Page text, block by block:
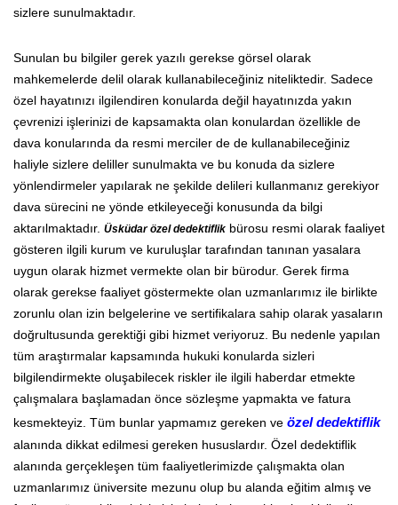
sizlere sunulmaktadır.
Sunulan bu bilgiler gerek yazılı gerekse görsel olarak
mahkemelerde delil olarak kullanabileceğiniz niteliktedir. Sadece
özel hayatınızı ilgilendiren konularda değil hayatınızda yakın
çevrenizi işlerinizi de kapsamakta olan konulardan özellikle de
dava konularında da resmi merciler de de kullanabileceğiniz
haliyle sizlere deliller sunulmakta ve bu konuda da sizlere
yönlendirmeler yapılarak ne şekilde delileri kullanmanız gerekiyor
dava sürecini ne yönde etkileyeceği konusunda da bilgi
aktarılmaktadır. Üsküdar özel dedektiflik bürosu resmi olarak faaliyet
gösteren ilgili kurum ve kuruluşlar tarafından tanınan yasalara
uygun olarak hizmet vermekte olan bir bürodur. Gerek firma
olarak gerekse faaliyet göstermekte olan uzmanlarımız ile birlikte
zorunlu olan izin belgelerine ve sertifikalara sahip olarak yasaların
doğrultusunda gerektiği gibi hizmet veriyoruz. Bu nedenle yapılan
tüm araştırmalar kapsamında hukuki konularda sizleri
bilgilendirmekte oluşabilecek riskler ile ilgili haberdar etmekte
çalışmalara başlamadan önce sözleşme yapmakta ve fatura
kesmekteyiz. Tüm bunlar yapmamız gereken ve özel dedektiflik
alanında dikkat edilmesi gereken hususlardır. Özel dedektiflik
alanında gerçekleşen tüm faaliyetlerimizde çalışmakta olan
uzmanlarımız üniversite mezunu olup bu alanda eğitim almış ve